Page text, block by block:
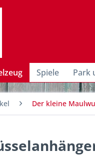
Spiele Park
Der kleine